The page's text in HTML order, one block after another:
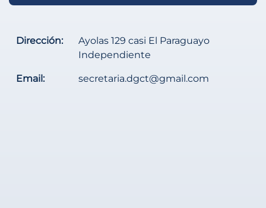
Dirección:
Ayolas 129 casi El Paraguayo
Independiente
Email: secretaria.dgct@gmail.com